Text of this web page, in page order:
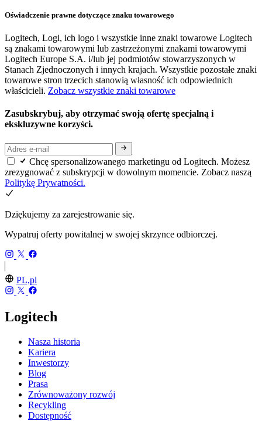
Oświadczenie prawne dotyczące znaku towarowego
Logitech, Logi, ich logo i wszystkie inne znaki towarowe Logitech
są znakami towarowymi lub zastrzeżonymi znakami towarowymi
Logitech Europe S.A. i/lub jej podmiotów stowarzyszonych w
Stanach Zjednoczonych i innych krajach. Wszystkie pozostałe znaki
towarowe stron trzecich stanowią własność ich odpowiednich
właścicieli. Zobacz wszystkie znaki towarowe
Zasubskrybuj, aby otrzymać swoją ofertę specjalną i
ekskluzywne korzyści.
Chcę spersonalizowanego marketingu od Logitech. Możesz
zrezygnować z subskrypcji w dowolnym momencie. Zobacz naszą
Politykę Prywatności.
Dziękujemy za zarejestrowanie się.
Wypatruj oferty powitalnej w swojej skrzynce odbiorczej.
PL,pl
Logitech
Nasza historia
Kariera
Inwestorzy
Blog
Prasa
Zrównoważony rozwój
Recykling
Dostępność